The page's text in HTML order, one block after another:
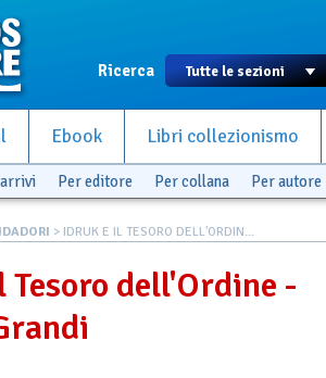
Ricerca
Ebook Libri collezionismo
Per editore Per collana Per autore
> IDRUK E IL TESORO DELL'ORDIN...
Tesoro dell'Ordine -